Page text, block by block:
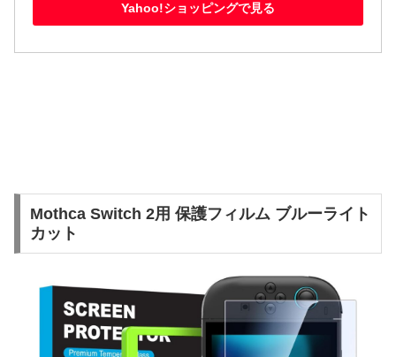
Yahoo!ショッピングで見る
Mothca Switch 2用 保護フィルム ブルーライト
カット